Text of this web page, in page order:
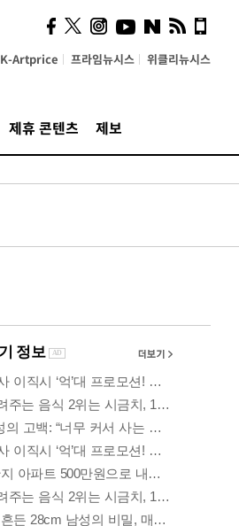
K-Artprice 프라임뉴시스 위클리뉴시스
제휴 콘텐츠 제보
사이 해답 찾았죠"…알을
깨고 나온 '초자아'